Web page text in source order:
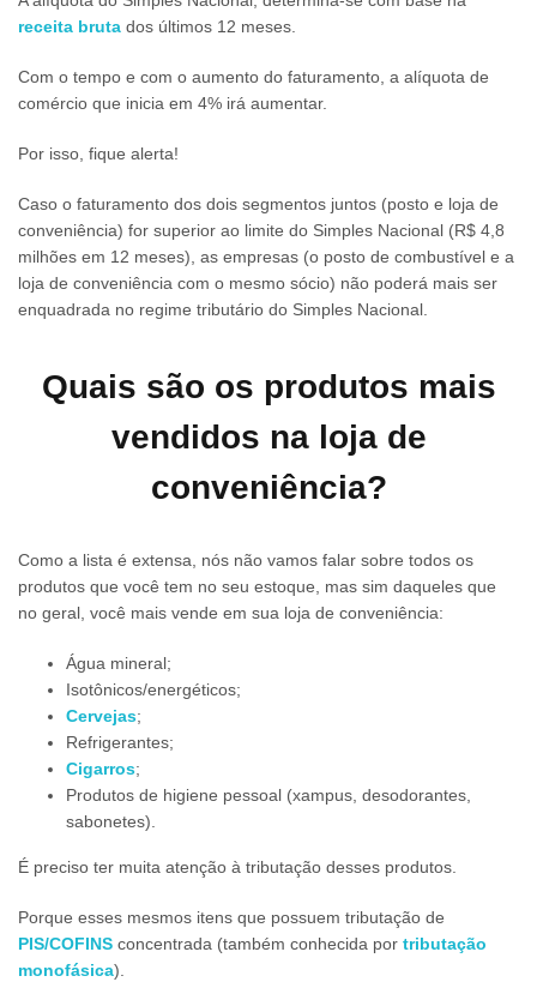
receita bruta dos últimos 12 meses.
Com o tempo e com o aumento do faturamento, a alíquota de
comércio que inicia em 4% irá aumentar.
Por isso, fique alerta!
Caso o faturamento dos dois segmentos juntos (posto e loja de
conveniência) for superior ao limite do Simples Nacional (R$ 4,8
milhões em 12 meses), as empresas (o posto de combustível e a
loja de conveniência com o mesmo sócio) não poderá mais ser
enquadrada no regime tributário do Simples Nacional.
Quais são os produtos mais
vendidos na loja de
conveniência?
Como a lista é extensa, nós não vamos falar sobre todos os
produtos que você tem no seu estoque, mas sim daqueles que
no geral, você mais vende em sua loja de conveniência:
Água mineral;
Isotônicos/energéticos;
Cervejas;
Refrigerantes;
Cigarros;
Produtos de higiene pessoal (xampus, desodorantes,
sabonetes).
É preciso ter muita atenção à tributação desses produtos.
Porque esses mesmos itens que possuem tributação de
PIS/COFINS concentrada (também conhecida por tributação
monofásica).